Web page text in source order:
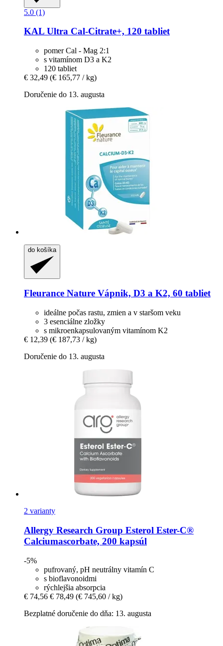
5.0 (1)
KAL Ultra Cal-​Citrate+, 120 tabliet
pomer Cal - Mag 2:1
s vitamínom D3 a K2
120 tabliet
€ 32,49 (€ 165,77 / kg)
Doručenie do 13. augusta
do košíka
Fleurance Nature Vápnik, D3 a K2, 60 tabliet
ideálne počas rastu, zmien a v staršom veku
3 esenciálne zložky
s mikroenkapsulovaným vitamínom K2
€ 12,39 (€ 187,73 / kg)
Doručenie do 13. augusta
2 varianty
Allergy Research Group Esterol Ester-​C®
Calciumascorbate, 200 kapsúl
-5%
pufrovaný, pH neutrálny vitamín C
s bioflavonoidmi
rýchlejšia absorpcia
€ 74,56 € 78,49 (€ 745,60 / kg)
Bezplatné doručenie do dňa: 13. augusta